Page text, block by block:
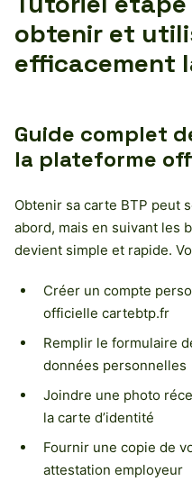
obtenir et
efficacement
Guide complet
la plateforme
Obtenir sa carte BTP peut
abord, mais en suivant les
devient simple et rapide.
Créer un compte
officielle cartebtp.fr
Remplir le formulaire
données personnelles
Joindre une photo
la carte d’identité
Fournir une copie de
attestation employeur